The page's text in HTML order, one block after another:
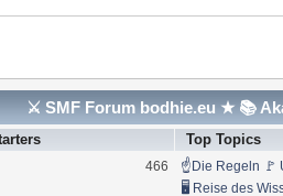
⚔ SMF Forum bodhie.eu ★ 📚
Top Topics
466 ☝Die Regeln 🚩
🖥 Reise des